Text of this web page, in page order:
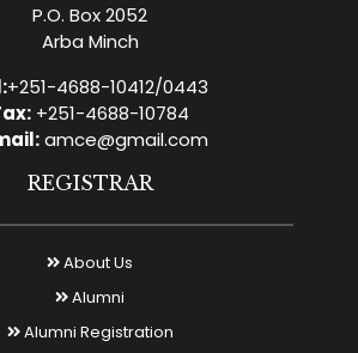
P.O. Box 2052
Arba Minch
+251-4688-10412/0443
+251-4688-10784
amce@gmail.com
REGISTRAR
About Us
Alumni
Alumni Registration